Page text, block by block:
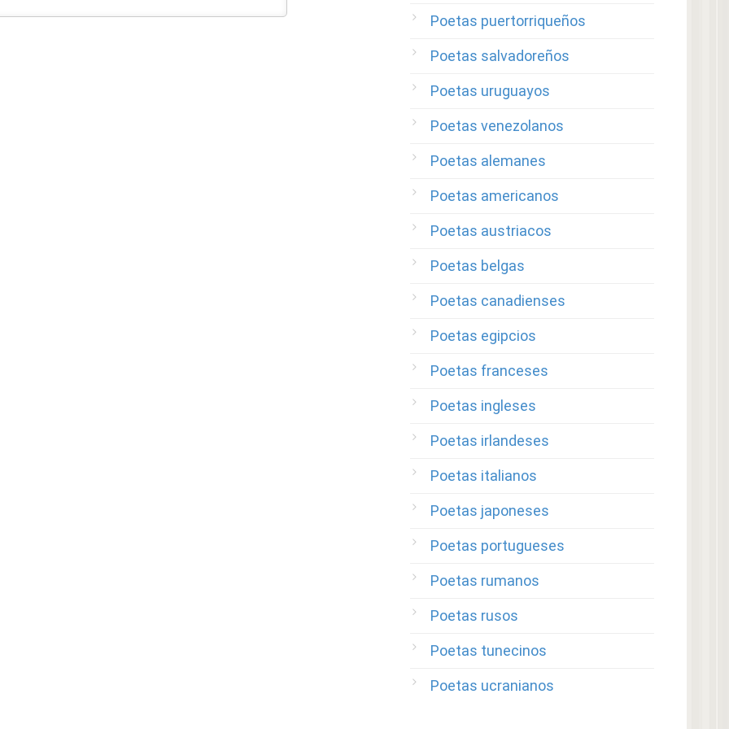
Poetas puertorriqueños
Poetas salvadoreños
Poetas uruguayos
Poetas venezolanos
Poetas alemanes
Poetas americanos
Poetas austriacos
Poetas belgas
Poetas canadienses
Poetas egipcios
Poetas franceses
Poetas ingleses
Poetas irlandeses
Poetas italianos
Poetas japoneses
Poetas portugueses
Poetas rumanos
Poetas rusos
Poetas tunecinos
Poetas ucranianos